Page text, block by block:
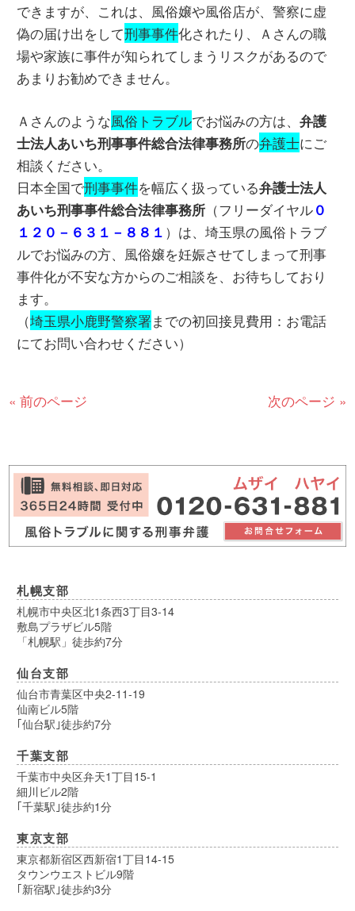
できますが、これは、風俗嬢や風俗店が、警察に虚
偽の届け出をして刑事事件化されたり、Ａさんの職
場や家族に事件が知られてしまうリスクがあるので
あまりお勧めできません。
Ａさんのような風俗トラブルでお悩みの方は、弁護
士法人あいち刑事事件総合法律事務所の弁護士にご
相談ください。
日本全国で刑事事件を幅広く扱っている弁護士法人
あいち刑事事件総合法律事務所 （フリーダイヤル０
１２０－６３１－８８１ ）は、埼玉県の風俗トラブ
ルでお悩みの方、風俗嬢を妊娠させてしまって刑事
事件化が不安な方からのご相談を、お待ちしており
ます。
（埼玉県小鹿野警察署までの初回接見費用：お電話
にてお問い合わせください）
« 前のページ 次のページ »
札幌支部
札幌市中央区北1条西3丁目3-14
敷島プラザビル5階
「札幌駅」徒歩約7分
仙台支部
仙台市青葉区中央2-11-19
仙南ビル5階
｢仙台駅｣徒歩約7分
千葉支部
千葉市中央区弁天1丁目15-1
細川ビル2階
｢千葉駅｣徒歩約1分
東京支部
東京都新宿区西新宿1丁目14-15
タウンウエストビル9階
｢新宿駅｣徒歩約3分